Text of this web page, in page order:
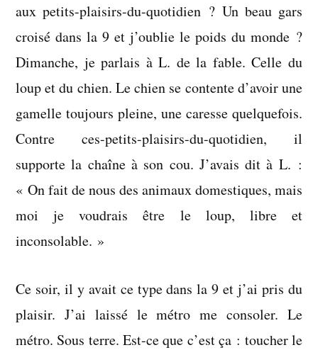
aux petits-plaisirs-du-quotidien ? Un beau gars
croisé dans la 9 et j’oublie le poids du monde ?
Dimanche, je parlais à L. de la fable. Celle du
loup et du chien. Le chien se contente d’avoir une
gamelle toujours pleine, une caresse quelquefois.
Contre ces-petits-plaisirs-du-quotidien, il
supporte la chaîne à son cou. J’avais dit à L. :
« On fait de nous des animaux domestiques, mais
moi je voudrais être le loup, libre et
inconsolable. »
Ce soir, il y avait ce type dans la 9 et j’ai pris du
plaisir. J’ai laissé le métro me consoler. Le
métro. Sous terre. Est-ce que c’est ça : toucher le